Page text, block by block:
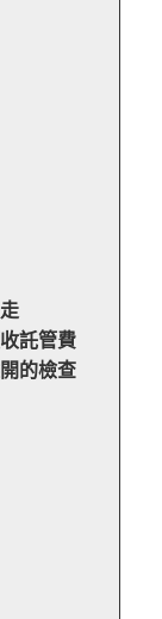
託管費
的檢查